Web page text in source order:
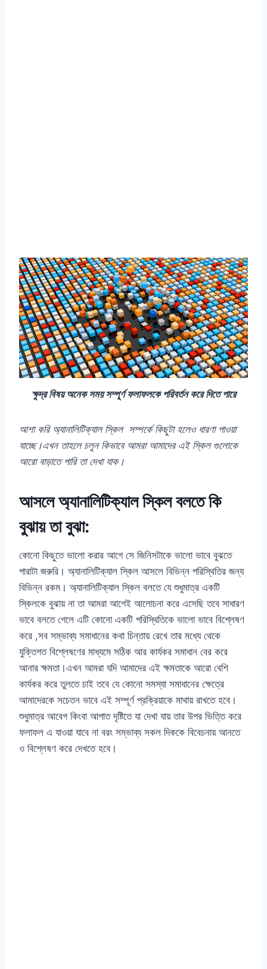
ক্ষুদ্র বিষয় অনেক সময় সম্পূর্ণ ফলাফলকে পরিবর্তন করে দিতে পারে
আশা করি অ্যানালিটিক্যাল স্কিল সম্পর্কে কিছুটা হলেও ধারণা পাওয়া
যাচ্ছে।এখন তাহলে চলুন কিভাবে আমরা আমাদের এই স্কিল গুলোকে
আরো বাড়াতে পারি তা দেখা যাক।
আসলে অ্যানালিটিক্যাল স্কিল বলতে কি
বুঝায় তা বুঝা:
কোনো কিছুতে ভালো করার আগে সে জিনিসটাকে ভালো ভাবে বুঝতে
পারাটা জরুরি। অ্যানালিটিক্যাল স্কিল আসলে বিভিন্ন পরিস্থিতির জন্য
বিভিন্ন রকম। অ্যানালিটিক্যাল স্কিল বলতে যে শুধুমাত্র একটি
স্কিলকে বুঝায় না তা আমরা আগেই আলোচনা করে এসেছি তবে সাধারণ
ভাবে বলতে গেলে এটি কোনো একটি পরিস্থিতিকে ভালো ভাবে বিশ্লেষণ
করে ,সব সম্ভাব্য সমাধানের কথা চিন্তায় রেখে তার মধ্যে থেকে
যুক্তিগত বিশ্লেষণের মাধ্যমে সঠিক আর কার্যকর সমাধান বের করে
আনার ক্ষমতা।এখন আমরা যদি আমাদের এই ক্ষমতাকে আরো বেশি
কার্যকর করে তুলতে চাই তবে যে কোনো সমস্যা সমাধানের ক্ষেত্রে
আমাদেরকে সচেতন ভাবে এই সম্পূর্ণ প্রক্রিয়াকে মাথায় রাখতে হবে।
শুধুমাত্র আবেগ কিংবা আপাত দৃষ্টিতে যা দেখা যায় তার উপর ভিত্তি করে
ফলাফল এ যাওয়া যাবে না বরং সম্ভাব্য সকল দিককে বিবেচনায় আনতে
ও বিশ্লেষণ করে দেখতে হবে।